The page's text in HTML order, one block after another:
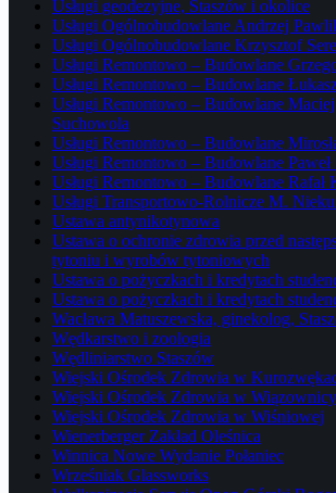
Usługi geodezyjne, Staszów i okolice
Usługi Ogólnobudowlane Andrzej
Usługi Ogólnobudowlane Krzysztof
Usługi Remontowo – Budowlane
Usługi Remontowo – Budowlane
Usługi Remontowo – Budowlane
Suchowola
Usługi Remontowo – Budowlane
Usługi Remontowo – Budowlane Paweł
Usługi Remontowo – Budowlane Rafał
Usługi Transportowo-Rolnicze M.
Ustawa antynikotynowa
Ustawa o ochronie zdrowia przed
tytoniu i wyrobów tytoniowych
Ustawa o pożyczkach i kredytach
Ustawa o pożyczkach i kredytach
Wacława Matuszewska, ginekolog,
Wędkarstwo i zoologia
Wędliniarstwo Staszów
Wiejski Ośrodek Zdrowia w
Wiejski Ośrodek Zdrowia w
Wiejski Ośrodek Zdrowia w Wiśniowej
Wienerberger Zakład Oleśnica
Winnica Nowe Wydanie Połaniec
Wrześniak Glassworks